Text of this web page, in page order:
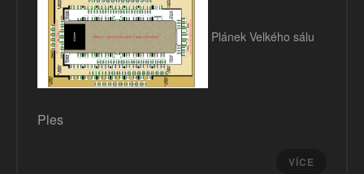
Plánek Velkého sálu
Ples
VÍCE